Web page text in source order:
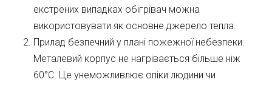
екстрених випадках обігрівач можна
використовувати як основне джерело тепла.
Прилад безпечний у плані пожежної небезпеки.
Металевий корпус не нагрівається більше ніж
60°С. Це унеможливлює опіки людини чи